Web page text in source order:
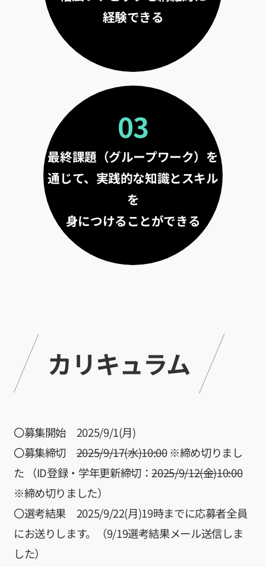
経験できる
03
最終課題（グループワーク）を
通じて、実践的な知識とスキル
を
身につけることができる
カリキュラム
〇募集開始 2025/9/1(月)
〇募集締切2025/9/17(水)10:00※締め切りまし
た （ID登録・学年更新締切：2025/9/12(金)10:00
※締め切りました）
〇選考結果 2025/9/22(月)19時までに応募者全員
にお送りします。（9/19選考結果メール送信しま
した）